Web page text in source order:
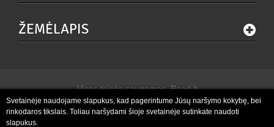
ŽEMĖLAPIS
Visos teisės saugomos. Bead.lt
Svetainėje naudojame slapukus, kad pagerintume Jūsų naršymo kokybę, bei
rinkodaros tikslais. Toliau naršydami šioje svetainėje sutinkate naudoti
slapukus.